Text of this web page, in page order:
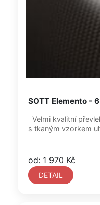
SOTT Elemento -
s tkaným vzorkem
od: 1 970 Kč
DETAIL